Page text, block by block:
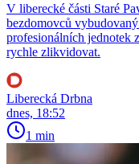
V liberecké části Staré
bezdomovců
profesionálních jednotek
rychle zlikvidovat.
Liberecká Drbna
dnes, 18:52
1 min